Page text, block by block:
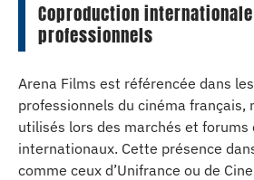
Coproduction
professionnels
Arena Films est référencée dans
professionnels du cinéma français,
utilisés lors des marchés et forums
internationaux. Cette présence
comme ceux d’Unifrance ou de